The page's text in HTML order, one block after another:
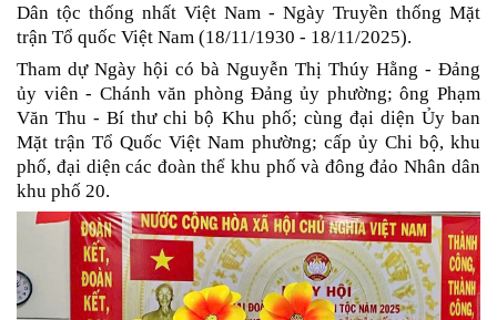
Dân tộc thống nhất Việt Nam - Ngày Truyền thống Mặt
trận Tổ quốc Việt Nam (18/11/1930 - 18/11/2025).
Tham dự Ngày hội có bà Nguyễn Thị Thúy Hằng - Đảng
ủy viên - Chánh văn phòng Đảng ủy phường; ông Phạm
Văn Thu - Bí thư chi bộ Khu phố; cùng đại diện Ủy ban
Mặt trận Tổ Quốc Việt Nam phường; cấp ủy Chi bộ, khu
phố, đại diện các đoàn thể khu phố và đông đảo Nhân dân
khu phố 20.